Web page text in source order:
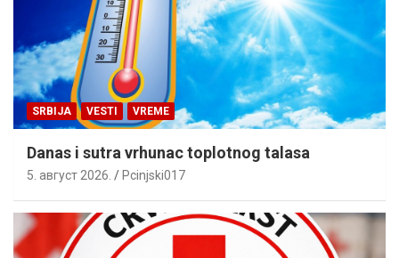
SRBIJA VESTI VREME
Danas i sutra vrhunac toplotnog talasa
5. август 2026. Pcinjski017